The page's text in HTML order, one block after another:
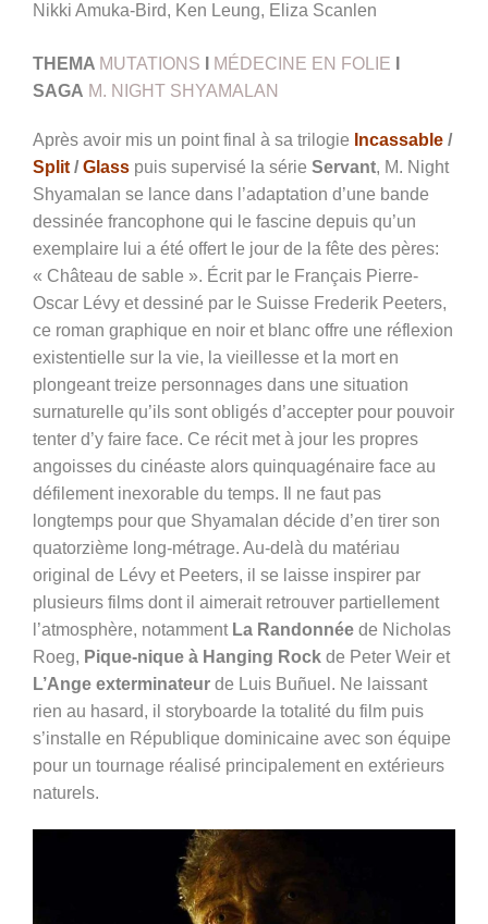
Nikki Amuka-Bird, Ken Leung, Eliza Scanlen
THEMA MUTATIONS MÉDECINE EN FOLIE
SAGA M. NIGHT SHYAMALAN
Après avoir mis un point final à sa trilogie Incassable /
Split /Glass puis supervisé la série Servant, M. Night
Shyamalan se lance dans l’adaptation d’une bande
dessinée francophone qui le fascine depuis qu’un
exemplaire lui a été offert le jour de la fête des pères:
« Château de sable ». Écrit par le Français Pierre-
Oscar Lévy et dessiné par le Suisse Frederik Peeters,
ce roman graphique en noir et blanc offre une réflexion
existentielle sur la vie, la vieillesse et la mort en
plongeant treize personnages dans une situation
surnaturelle qu’ils sont obligés d’accepter pour pouvoir
tenter d’y faire face. Ce récit met à jour les propres
angoisses du cinéaste alors quinquagénaire face au
défilement inexorable du temps. Il ne faut pas
longtemps pour que Shyamalan décide d’en tirer son
quatorzième long-métrage. Au-delà du matériau
original de Lévy et Peeters, il se laisse inspirer par
plusieurs films dont il aimerait retrouver partiellement
l’atmosphère, notamment La Randonnée de Nicholas
Roeg, Pique-nique à Hanging Rock de Peter Weir et
L’Ange exterminateur de Luis Buñuel. Ne laissant
rien au hasard, il storyboarde la totalité du film puis
s’installe en République dominicaine avec son équipe
pour un tournage réalisé principalement en extérieurs
naturels.